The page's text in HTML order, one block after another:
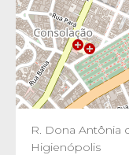
R. Dona Antônia
Higienópolis